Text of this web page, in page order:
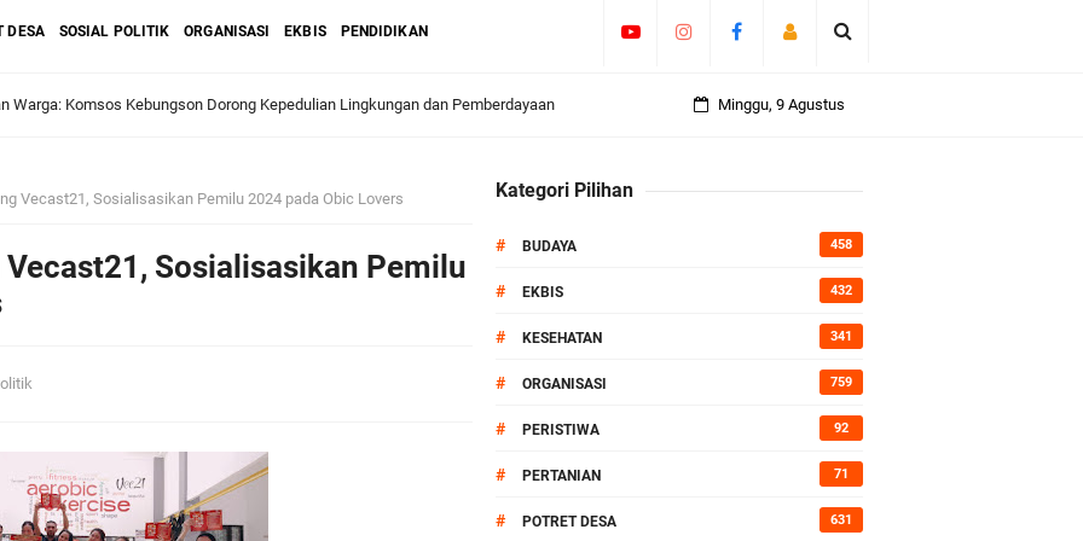
DESA SOSIAL POLITIK ORGANISASI EKBIS PENDIDIKAN
Warga: Komsos Kebungson Dorong Kepedulian Lingkungan dan Pemberdayaan
siap Digelar, Ajang Strategis Cetak Atlet Menuju Porprov Jatim 2027
Minggu, 9 Agustus
Vecast21, Sosialisasikan Pemilu 2024 pada Obic Lovers
Sosialisasikan Pemilu
Kategori Pilihan
# BUDAYA 458
# EKBIS 432
# KESEHATAN 341
# ORGANISASI 759
# PERISTIWA 92
# PERTANIAN 71
# POTRET DESA 631